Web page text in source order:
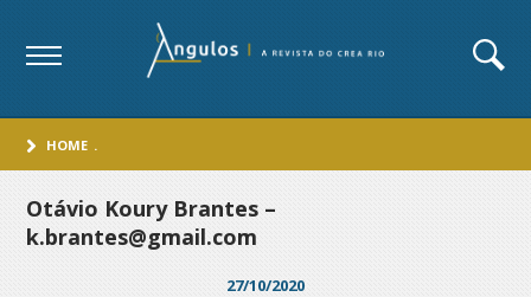
HOME .
Otávio Koury Brantes –
k.brantes@gmail.com
27/10/2020